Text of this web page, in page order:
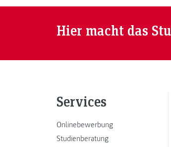
Hier macht das
Services
Onlinebewerbung
Studienberatung